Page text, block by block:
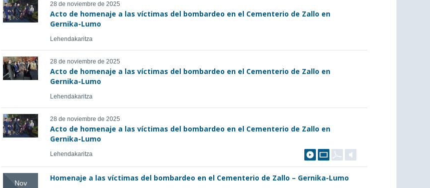
28 de noviembre de 2025
Acto de homenaje a las víctimas del bombardeo en el Cementerio de Zallo en
Gernika-Lumo
Lehendakaritza
28 de noviembre de 2025
Acto de homenaje a las víctimas del bombardeo en el Cementerio de Zallo en
Gernika-Lumo
Lehendakaritza
28 de noviembre de 2025
Acto de homenaje a las víctimas del bombardeo en el Cementerio de Zallo en
Gernika-Lumo
Lehendakaritza
Nov
Homenaje a las víctimas del bombardeo en el Cementerio de Zallo – Gernika-Lumo